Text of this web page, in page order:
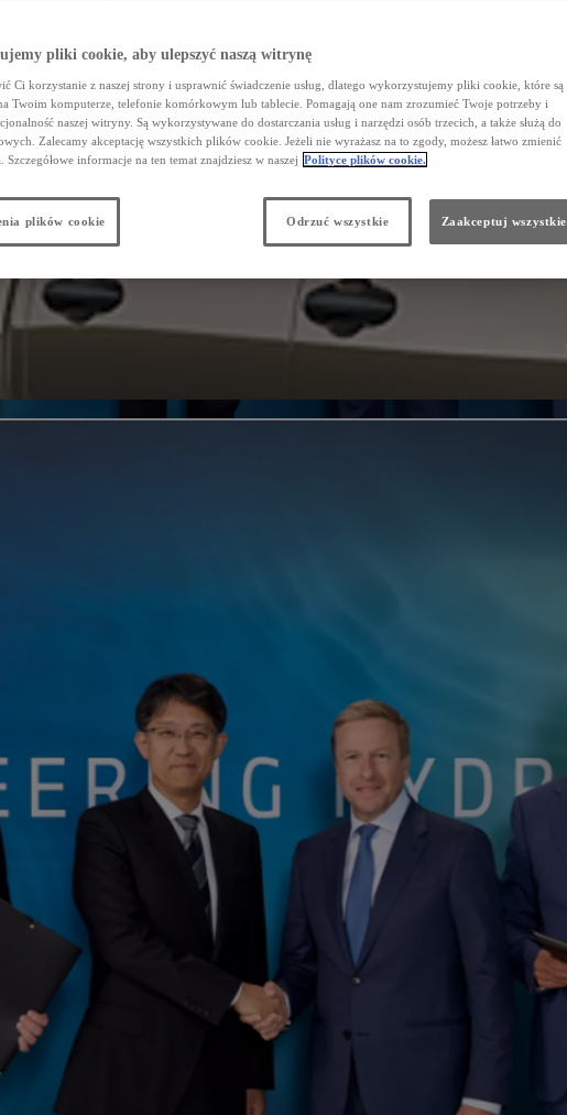
pliki cookie, aby ulepszyć naszą witrynę
Ci korzystanie z naszej strony i usprawnić świadczenie usług, dlatego wykorzystujemy pliki cookie, które są
Twoim komputerze, telefonie komórkowym lub tablecie. Pomagają one nam zrozumieć Twoje potrzeby i
naszej witryny. Są wykorzystywane do dostarczania usług i narzędzi osób trzecich, a także służą do
Zalecamy akceptację wszystkich plików cookie. Jeżeli nie wyrażasz na to zgody, możesz łatwo zmienić
Szczegółowe informacje na ten temat znajdziesz w naszej Polityce plików cookie.
Odrzuć wszystkie Zaakceptuj wszystkie
plików cookie